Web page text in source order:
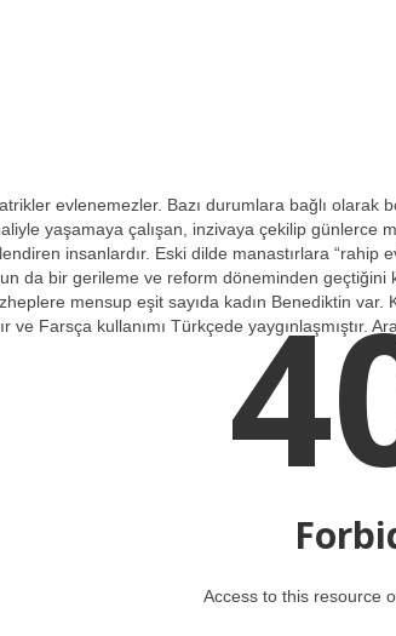
evlenemezler. Bazı durumlara bağlı olarak
yaşamaya çalışan, inzivaya çekilip günlerce
insanlardır. Eski dilde manastırlara “rahip
da bir gerileme ve reform döneminden geçtiğini
mensup eşit sayıda kadın Benediktin var.
ve Farsça kullanımı Türkçede yaygınlaşmıştır.
Access to this resource